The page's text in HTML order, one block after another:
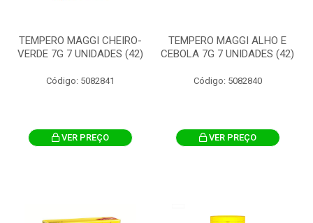
TEMPERO MAGGI CHEIRO-
VERDE 7G 7 UNIDADES (42)
Código: 5082841
VER PREÇO
TEMPERO MAGGI ALHO E
CEBOLA 7G 7 UNIDADES (42)
Código: 5082840
VER PREÇO